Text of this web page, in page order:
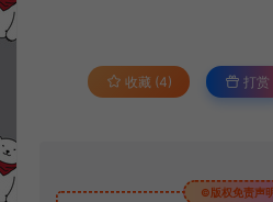
收藏 (4) 打赏
©版权免责声明